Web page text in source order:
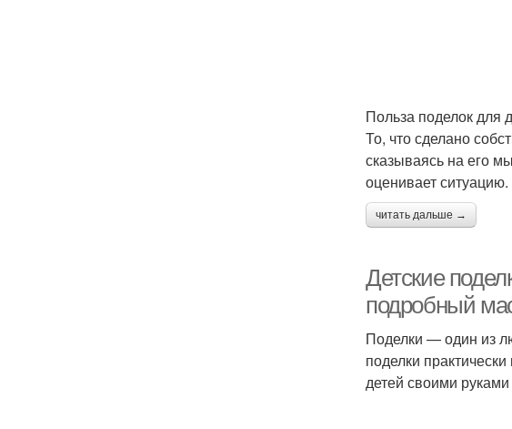
Польза поделок для
То, что сделано
сказываясь на его
оценивает ситуацию.
читать дальше →
Детские
подробный
Поделки — один из
поделки
детей своими